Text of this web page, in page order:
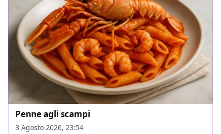
Penne agli scampi
3 Agosto 2026, 23:54